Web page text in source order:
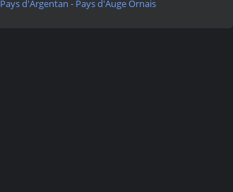
Pays d'Argentan - Pays d'Auge Ornais